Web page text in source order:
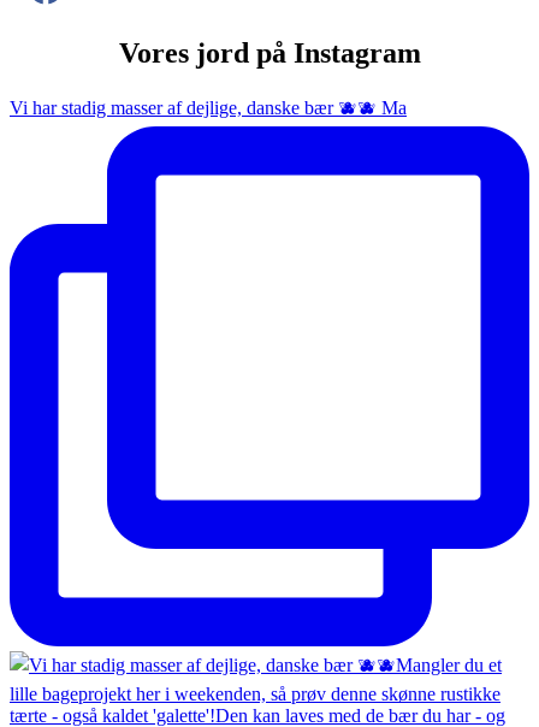
Vores jord på Instagram
Vi har stadig masser af dejlige, danske bær 🫐🫐 Ma